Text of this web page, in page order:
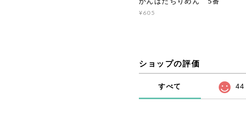
¥605
ショップの評価
すべて 44